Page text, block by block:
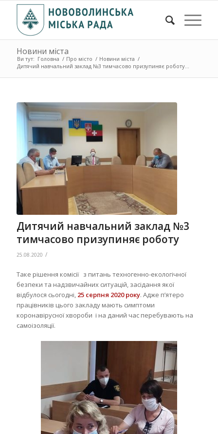
Новини міста
Ви тут: Головна / Про місто / Новини міста /
Дитячий навчальний заклад №3 тимчасово призупиняє роботу...
Дитячий навчальний заклад №3
тимчасово призупиняє роботу
25.08.2020 /
Таке рішення комісії з питань техногенно-екологічної
безпеки та надзвичайних ситуацій, засідання якої
відбулося сьогодні, 25 серпня 2020 року. Адже п’ятеро
працівників цього закладу мають симптоми
коронавірусної хвороби і на даний час перебувають на
самоізоляції.